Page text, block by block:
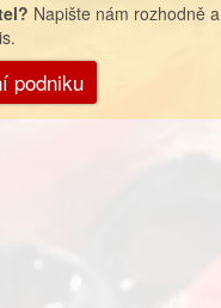
Napište nám rozhodně a
podniku